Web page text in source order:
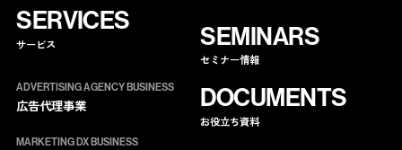
SERVICES
サービス
ADVERTISING AGENCY BUSINESS
広告代理事業
MARKETING DX BUSINESS
SEMINARS
セミナー情報
DOCUMENTS
お役立ち資料